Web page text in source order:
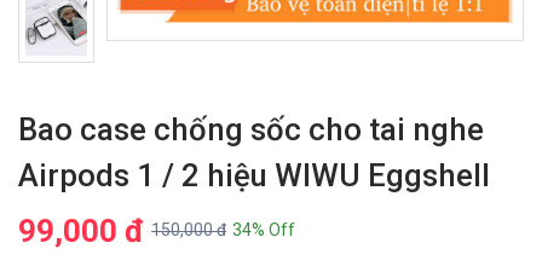
Bao case chống sốc cho tai nghe
Airpods 1 / 2 hiệu WIWU Eggshell
99,000 đ 150,000 đ 34% Off